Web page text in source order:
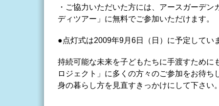
・ご協力いただいた方には、アースガーデ
ディツアー」に無料でご参加いただけます。
●点灯式は2009年9月6日（日）に予定してい
持続可能な未来を子どもたちに手渡すために
ロジェクト」に多くの方々のご参加をお待ち
身の暮らし方を見直すきっかけにして下さい